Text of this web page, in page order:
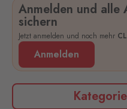
Anmelden und alle
sichern
Jetzt anmelden und noch mehr
Anmelden